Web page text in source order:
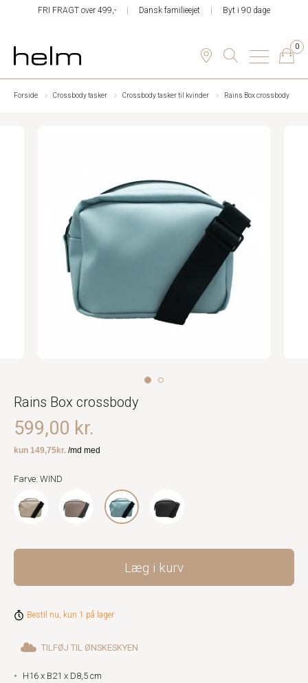
FRI FRAGT over 499,- Dansk familieejet Byt i 90 dage
0
Forside Crossbody tasker Crossbody tasker til kvinder Rains Box crossbody
Rains Box crossbody
599,00 kr.
Farve: WIND
Læg i kurv
Bestil nu, kun 1 på lager
TILFØJ TIL ØNSKESKYEN
H16 x B21 x D8,5 cm